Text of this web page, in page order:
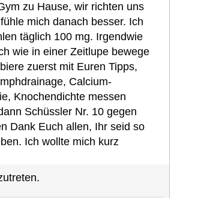
zu Hause, wir richten uns
mich danach besser. Ich
täglich 100 mg. Irgendwie
wie in einer Zeitlupe bewege
zuerst mit Euren Tipps,
Calcium-
Knochendichte messen
Schüssler Nr. 10 gegen
Dank Euch allen, Ihr seid so
Ich wollte mich kurz